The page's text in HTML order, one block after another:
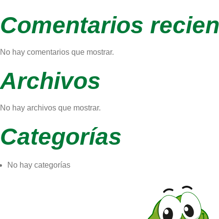
Comentarios
No hay comentarios que mostrar.
Archivos
No hay archivos que mostrar.
Categorías
No hay categorías